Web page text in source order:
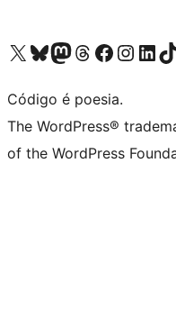
Acessar nossa conta do X (antigo Twitter)
Acessar nossa conta do Bluesky
Acessar nossa conta do Mastodon
Acessar nossa conta do Threads
Acessar nossa página do
Acessar nossa
Acessar
Código é poesia.
The WordPress®
of the WordPress